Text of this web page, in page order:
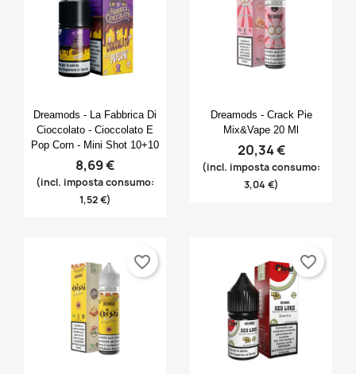
Anteprima
Dreamods - La Fabbrica Di
Cioccolato - Cioccolato E
Pop Corn - Mini Shot 10+10
8,69 €
(incl. imposta consumo:
1,52 €)
Anteprima
Dreamods - Crack Pie
Mix&Vape 20 Ml
20,34 €
(incl. imposta consumo:
3,04 €)
favorite_border favorite_border